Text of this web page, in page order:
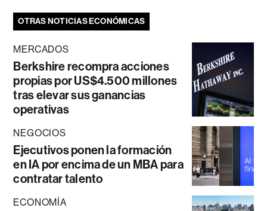
OTRAS NOTICIAS ECONÓMICAS
MERCADOS
Berkshire recompra acciones
propias por US$4.500 millones
tras elevar sus ganancias
operativas
NEGOCIOS
Ejecutivos ponen la formación
en IA por encima de un MBA para
contratar talento
ECONOMÍA